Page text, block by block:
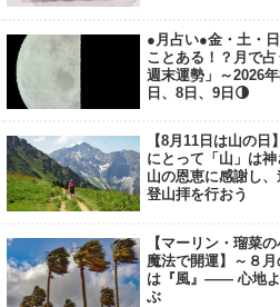
●月占い●金・土・
ことある！？月で
週末運勢」～2026
日、8日、9日🌗
【8月11日は山の日
にとって「山」は神
山の恩恵に感謝し、
登山拝を行おう
【マーリン・瑠菜
魔法で開運】～８
は『風』―― 心地
ぶ